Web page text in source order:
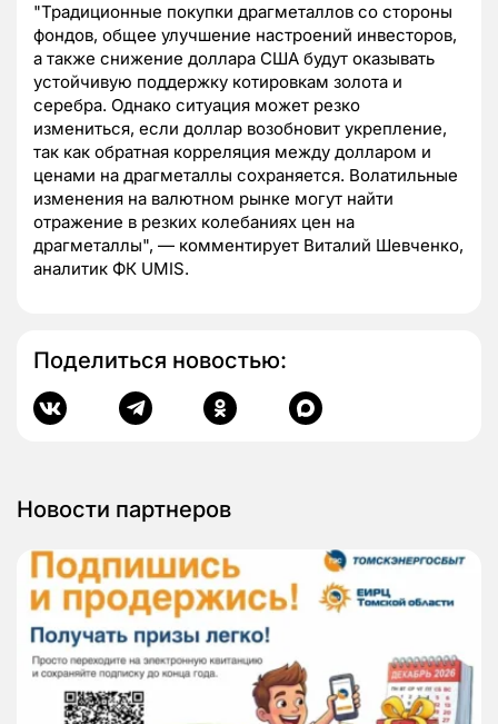
"Традиционные покупки драгметаллов со стороны
фондов, общее улучшение настроений инвесторов,
а также снижение доллара США будут оказывать
устойчивую поддержку котировкам золота и
серебра. Однако ситуация может резко
измениться, если доллар возобновит укрепление,
так как обратная корреляция между долларом и
ценами на драгметаллы сохраняется. Волатильные
изменения на валютном рынке могут найти
отражение в резких колебаниях цен на
драгметаллы", — комментирует Виталий Шевченко,
аналитик ФК UMIS.
Поделиться новостью:
Новости партнеров